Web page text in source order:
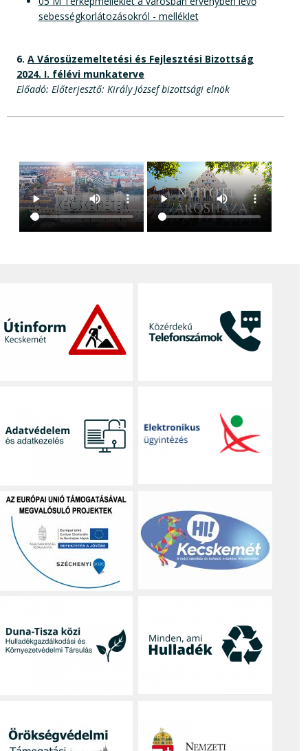
sebességkorlátozásokról - melléklet
6. A Városüzemeltetési és Fejlesztési Bizottság
2024. I. félévi munkaterve
Előadó: Előterjesztő: Király József bizottsági elnök